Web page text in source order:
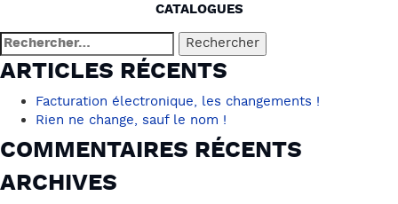
DE
L’ARTICLE
CATALOGUES
Rechercher :
ARTICLES RÉCENTS
Facturation électronique, les changements !
Rien ne change, sauf le nom !
COMMENTAIRES RÉCENTS
ARCHIVES